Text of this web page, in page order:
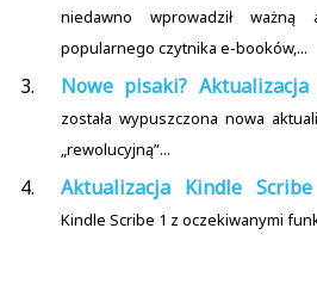
niedawno wprowadził ważną
popularnego czytnika e-booków,...
Nowe pisaki?
została wypuszczona nowa
„rewolucyjną”...
Aktualizacja Kindle
Kindle Scribe 1 z oczekiwanymi